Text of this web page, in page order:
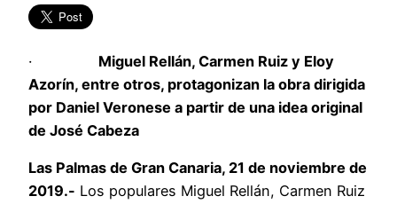
· Miguel Rellán, Carmen Ruiz y Eloy
Azorín, entre otros, protagonizan la obra dirigida
por Daniel Veronese a partir de una idea original
de José Cabeza
Las Palmas de Gran Canaria, 21 de noviembre de
2019.- Los populares Miguel Rellán, Carmen Ruiz